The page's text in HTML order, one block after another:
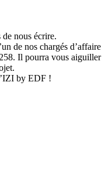
nous écrire.
de nos chargés d’affaire
Il pourra vous aiguiller
by EDF !